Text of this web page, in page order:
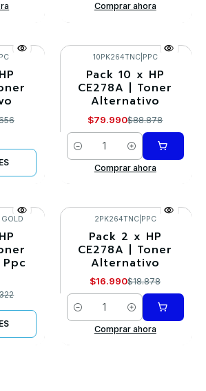
Comprar ahora
-10%
10PK264TNC| PPC
Pack 10 x HP
CE278A | Toner
Alternativo
$79.990$88.878
Cantidad
Comprar ahora
GOLD
-10%
2PK264TNC| PPC
Pack 2 x HP
CE278A | Toner
Alternativo
$16.990$18.878
Cantidad
Comprar ahora